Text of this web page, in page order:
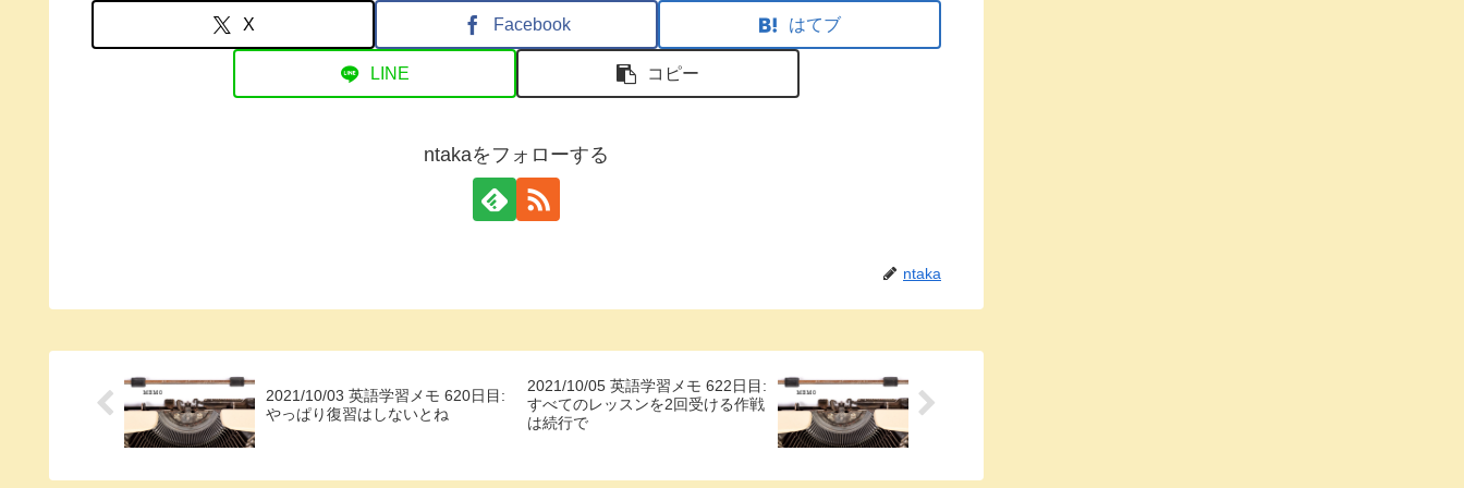
X Facebook はてブ
LINE コピー
ntakaをフォローする
ntaka
2021/10/03 英語学習メモ 620日目:
やっぱり復習はしないとね
2021/10/05 英語学習メモ 622日目:
すべてのレッスンを2回受ける作戦
は続行で